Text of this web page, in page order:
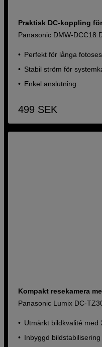
Praktisk DC-koppling
Panasonic DMW-DCC18
Perfekt för långa
Stabil ström för
Enkel anslutning
499 SEK
Kompakt resekamera
Panasonic Lumix DC-
Utmärkt bildkvalité med
Inbyggd bildstabilisering